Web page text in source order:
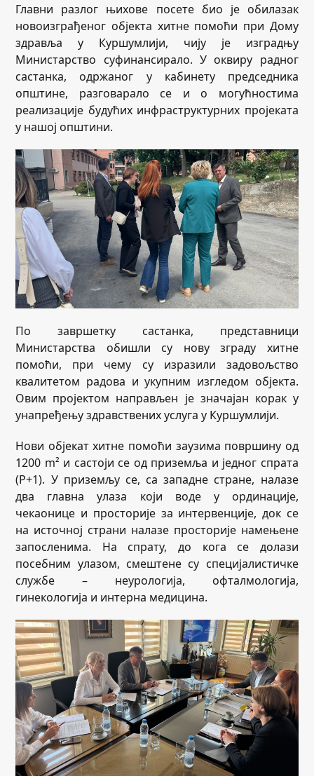
Главни разлог њихове посете био је обилазак
новоизграђеног објекта хитне помоћи при Дому
здравља у Куршумлији, чију је изградњу
Министарство суфинансирало. У оквиру радног
састанка, одржаног у кабинету председника
општине, разговарало се и о могућностима
реализације будућих инфраструктурних пројеката
у нашој општини.
По завршетку састанка, представници
Министарства обишли су нову зграду хитне
помоћи, при чему су изразили задовољство
квалитетом радова и укупним изгледом објекта.
Овим пројектом направљен је значајан корак у
унапређењу здравствених услуга у Куршумлији.
Нови објекат хитне помоћи заузима површину од
1200 m² и састоји се од приземља и једног спрата
(P+1). У приземљу се, са западне стране, налазе
два главна улаза који воде у ординације,
чекаонице и просторије за интервенције, док се
на источној страни налазе просторије намењене
запосленима. На спрату, до кога се долази
посебним улазом, смештене су специјалистичке
службе – неурологија, офталмологија,
гинекологија и интерна медицина.